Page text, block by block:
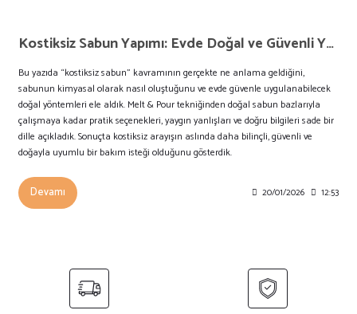
Kostiksiz Sabun Yapımı: Evde Doğal ve Güvenli Yöntemler
Bu yazıda “kostiksiz sabun” kavramının gerçekte ne anlama geldiğini,
sabunun kimyasal olarak nasıl oluştuğunu ve evde güvenle uygulanabilecek
doğal yöntemleri ele aldık. Melt & Pour tekniğinden doğal sabun bazlarıyla
çalışmaya kadar pratik seçenekleri, yaygın yanlışları ve doğru bilgileri sade bir
dille açıkladık. Sonuçta kostiksiz arayışın aslında daha bilinçli, güvenli ve
doğayla uyumlu bir bakım isteği olduğunu gösterdik.
Devamı 20/01/2026 12:53